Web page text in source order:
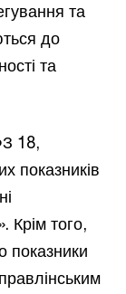
та
до
та
18,
показників
Крім того,
показники